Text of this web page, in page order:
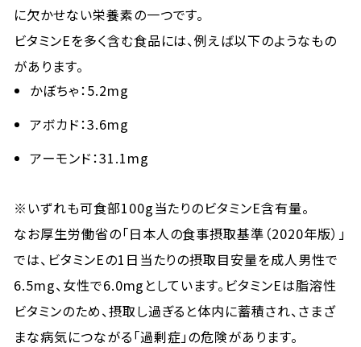
に欠かせない栄養素の一つです。
ビタミンEを多く含む食品には、例えば以下のようなもの
があります。
かぼちゃ：5.2mg
アボカド：3.6mg
アーモンド：31.1mg
※いずれも可食部100g当たりのビタミンE含有量。
なお厚生労働省の「日本人の食事摂取基準（2020年版）」
では、ビタミンEの1日当たりの摂取目安量を成人男性で
6.5mg、女性で6.0mgとしています。ビタミンEは脂溶性
ビタミンのため、摂取し過ぎると体内に蓄積され、さまざ
まな病気につながる「過剰症」の危険があります。